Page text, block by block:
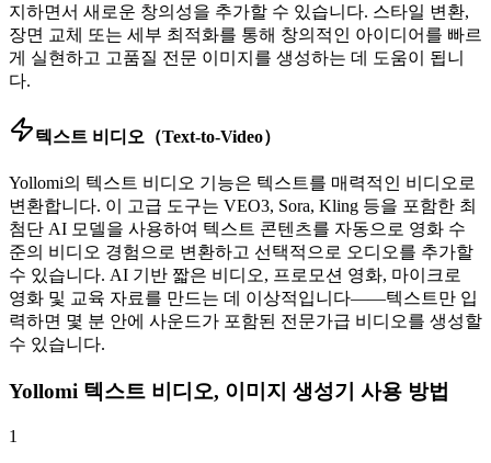
지하면서 새로운 창의성을 추가할 수 있습니다. 스타일 변환,
장면 교체 또는 세부 최적화를 통해 창의적인 아이디어를 빠르
게 실현하고 고품질 전문 이미지를 생성하는 데 도움이 됩니
다.
텍스트 비디오（Text-to-Video）
Yollomi의 텍스트 비디오 기능은 텍스트를 매력적인 비디오로
변환합니다. 이 고급 도구는 VEO3, Sora, Kling 등을 포함한 최
첨단 AI 모델을 사용하여 텍스트 콘텐츠를 자동으로 영화 수
준의 비디오 경험으로 변환하고 선택적으로 오디오를 추가할
수 있습니다. AI 기반 짧은 비디오, 프로모션 영화, 마이크로
영화 및 교육 자료를 만드는 데 이상적입니다——텍스트만 입
력하면 몇 분 안에 사운드가 포함된 전문가급 비디오를 생성할
수 있습니다.
Yollomi 텍스트 비디오, 이미지 생성기 사용 방법
1